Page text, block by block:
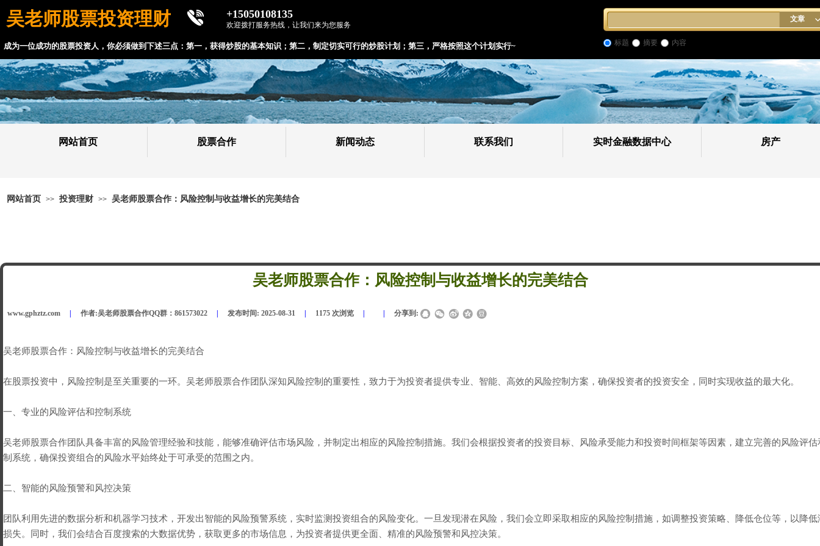
+15050108135
欢迎拨打服务热线，让我们来为您服务
吴老师股票投资理财 文章
标题 摘要 内容
成为一位成功的股票投资人，你必须做到下述三点： 第一，获得炒股的基本知识； 第二，制定切实可行的炒股计划； 第三，严格按照这个计划实行~
网站首页 股票合作 新闻动态 联系我们 实时金融数据中心 房产
网站首页 >> 投资理财 >> 吴老师股票合作：风险控制与收益增长的完美结合
吴老师股票合作：风险控制与收益增长的完美结合
www.gphztz.com 作者:吴老师股票合作QQ群：861573022 发布时间: 2025-08-31 1175 次浏览 分享到:
吴老师股票合作：风险控制与收益增长的完美结合
在股票投资中，风险控制是至关重要的一环。吴老师股票合作团队深知风险控制的重要性，致力于为投资者提供专业、智能、高效的风险控制方案，确保投资者的投资安全，同时实现收益的最大化。
一、专业的风险评估和控制系统
吴老师股票合作团队具备丰富的风险管理经验和技能，能够准确评估市场风险，并制定出相应的风险控制措施。我们会根据投资者的投资目标、风险承受能力和投资时间框架等因素，建立完善的风险评估
制系统，确保投资组合的风险水平始终处于可承受的范围之内。
二、智能的风险预警和风控决策
团队利用先进的数据分析和机器学习技术，开发出智能的风险预警系统，实时监测投资组合的风险变化。一旦发现潜在风险，我们会立即采取相应的风险控制措施，如调整投资策略、降低仓位等，以降低
损失。同时，我们会结合百度搜索的大数据优势，获取更多的市场信息，为投资者提供更全面、精准的风险预警和风控决策。